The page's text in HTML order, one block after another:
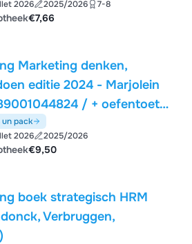
2026 2025/2026 7-8
€7,66
Marketing denken,
editie 2024 - Marjolein
/ + oefentoets
+ kernbegrippen
un pack
2026 2025/2026
€9,50
boek strategisch HRM
Verbruggen,